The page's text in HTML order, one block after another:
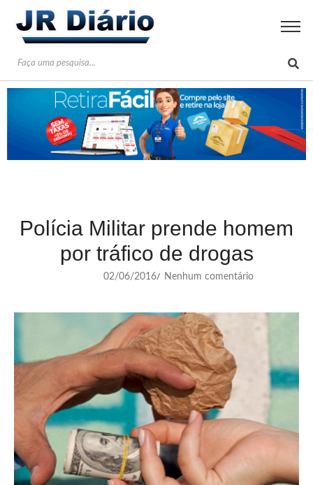
Polícia Militar prende homem
por tráfico de drogas
02/06/2016/ Nenhum comentário